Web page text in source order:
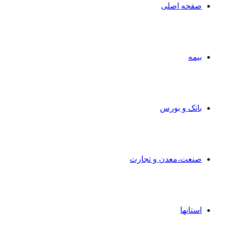
صفحه اصلی
بیمه
بانک و بورس
صنعت،معدن و تجارت
استانها